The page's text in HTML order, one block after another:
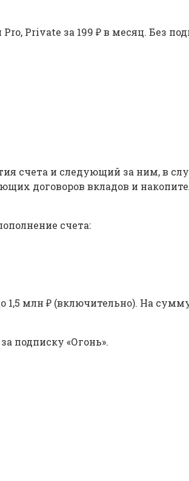
Private за 199 ₽ в месяц. Без
счета и следующий за ним, в
договоров вкладов и
счета:
млн ₽ (включительно). На
подписку «Огонь».